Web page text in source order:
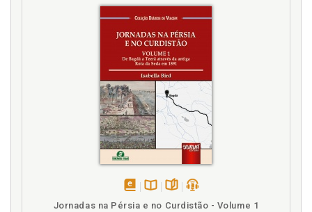
Disponível
páginaspodcast
Jornadas na Pérsia e no Curdistão - Volume 1